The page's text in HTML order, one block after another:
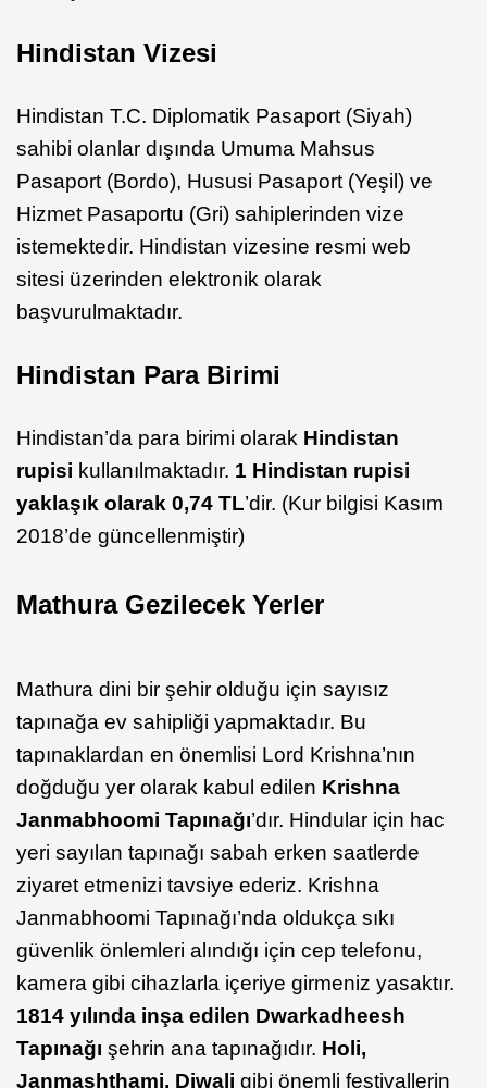
Hindistan Vizesi
Hindistan T.C. Diplomatik Pasaport (Siyah)
sahibi olanlar dışında Umuma Mahsus
Pasaport (Bordo), Hususi Pasaport (Yeşil) ve
Hizmet Pasaportu (Gri) sahiplerinden vize
istemektedir. Hindistan vizesine resmi web
sitesi üzerinden elektronik olarak
başvurulmaktadır.
Hindistan Para Birimi
Hindistan’da para birimi olarak Hindistan
rupisi kullanılmaktadır. 1 Hindistan rupisi
yaklaşık olarak 0,74 TL’dir. (Kur bilgisi Kasım
2018’de güncellenmiştir)
Mathura Gezilecek Yerler
Mathura dini bir şehir olduğu için sayısız
tapınağa ev sahipliği yapmaktadır. Bu
tapınaklardan en önemlisi Lord Krishna’nın
doğduğu yer olarak kabul edilen Krishna
Janmabhoomi Tapınağı’dır. Hindular için hac
yeri sayılan tapınağı sabah erken saatlerde
ziyaret etmenizi tavsiye ederiz. Krishna
Janmabhoomi Tapınağı’nda oldukça sıkı
güvenlik önlemleri alındığı için cep telefonu,
kamera gibi cihazlarla içeriye girmeniz yasaktır.
1814 yılında inşa edilen Dwarkadheesh
Tapınağı şehrin ana tapınağıdır. Holi,
Janmashthami, Diwali gibi önemli festivallerin